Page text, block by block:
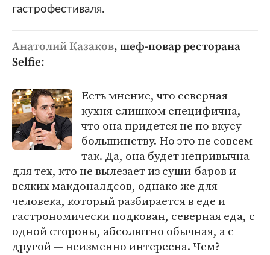
гастрофестиваля.
Анатолий Казаков, шеф-повар ресторана
Selfie:
Есть мнение, что северная
кухня слишком специфична,
что она придется не по вкусу
большинству. Но это не совсем
так. Да, она будет непривычна
для тех, кто не вылезает из суши-баров и
всяких макдоналдсов, однако же для
человека, который разбирается в еде и
гастрономически подкован, северная еда, с
одной стороны, абсолютно обычная, а с
другой — неизменно интересна. Чем?